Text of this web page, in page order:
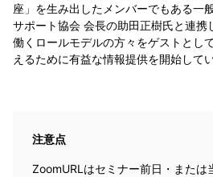
座」を生み出したメンバーでもある一
サポート協会 会長の助田正樹氏と連携
働くロールモデルの方々をゲストとし
えるために有益な情報提供を開始してい
注意点
ZoomURLはセミナー前日・または